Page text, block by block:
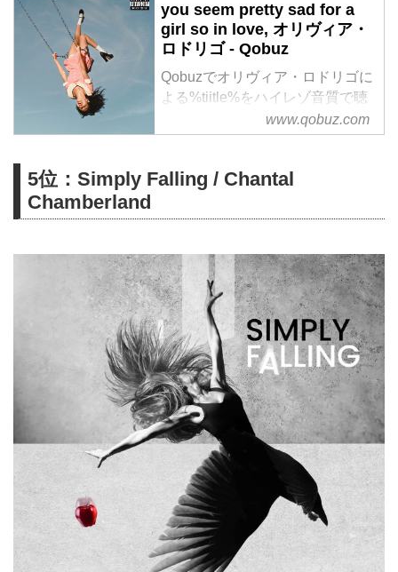
you seem pretty sad for a
girl so in love, オリヴィア・
ロドリゴ - Qobuz
Qobuzでオリヴィア・ロドリゴに
よる%tiitle%をハイレゾ音質で聴
く、またはダウンロードする
サブスクリプションは¥1,280/月
www.qobuz.com
5位：Simply Falling / Chantal
Chamberland